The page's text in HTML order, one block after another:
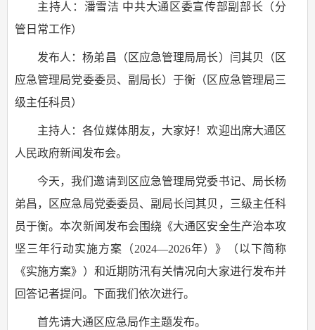
主持人：潘雪洁 中共大通区委宣传部副部长（分
管日常工作）
发布人：杨弟昌（区应急管理局局长）闫其贝（区
应急管理局党委委员、副局长）于衡（区应急管理局三
级主任科员）
主持人：各位媒体朋友，大家好！欢迎出席大通区
人民政府新闻发布会。
今天，我们邀请到区应急管理局党委书记、局长杨
弟昌，区应急局党委委员、副局长闫其贝，三级主任科
员于衡。本次新闻发布会围绕《大通区安全生产治本攻
坚三年行动实施方案（2024—2026年）》（以下简称
《实施方案》）和近期防汛有关情况向大家进行发布并
回答记者提问。下面我们依次进行。
首先请大通区应急局作主题发布。